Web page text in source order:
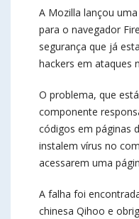
A Mozilla lançou
para o navegador
segurança que já
hackers em ataques
O problema, que
componente
códigos em páginas
instalem vírus no
acessarem uma
A falha foi
chinesa Qihoo e